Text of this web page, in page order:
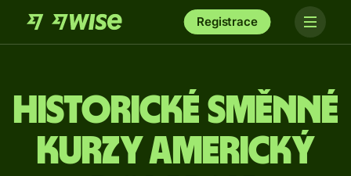
Registrace
Historické směnné
kurzy americký